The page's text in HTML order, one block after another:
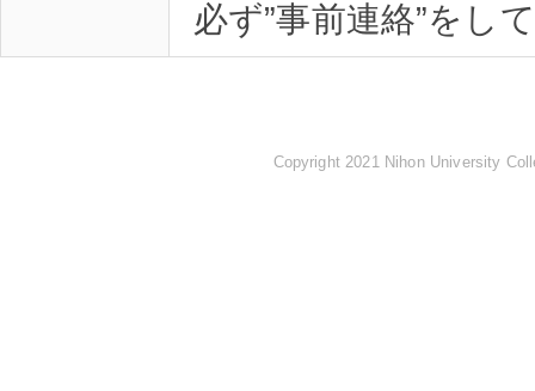
Copyright 2021 Nihon University